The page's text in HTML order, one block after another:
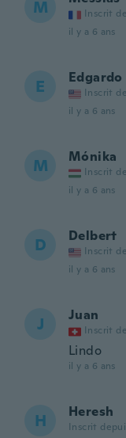
M Inscrit
il y a 6 ans
E Edgardo
Inscrit
il y a 6 ans
M Mónika
Inscrit
il y a 6 ans
D Delbert
Inscrit
il y a 6 ans
J Juan
Inscrit
Lindo
il y a 6 ans
H Heresh
Inscrit